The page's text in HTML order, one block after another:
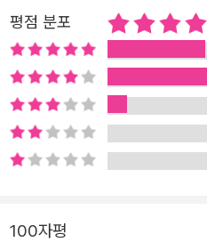
평점 분포
100자평